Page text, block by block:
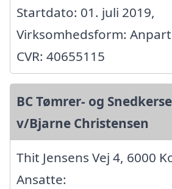
Startdato: 01. juli 2019,
Virksomhedsform:
CVR: 40655115
BC Tømrer- og
v/Bjarne Christensen
Thit Jensens Vej 4, 6000
Ansatte: